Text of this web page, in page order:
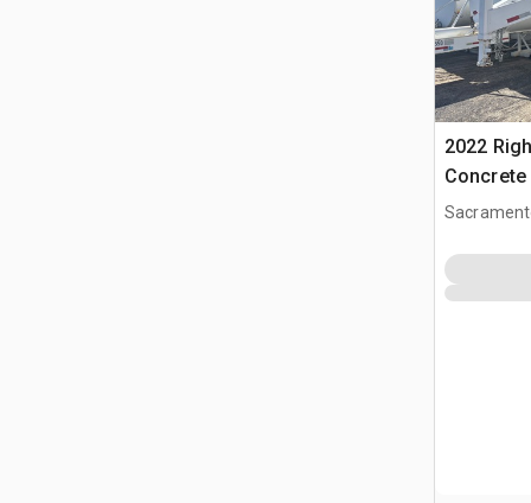
2022
Concrete